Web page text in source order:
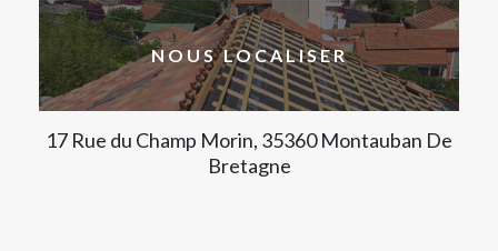
NOUS LOCALISER
17 Rue du Champ Morin, 35360 Montauban De
Bretagne